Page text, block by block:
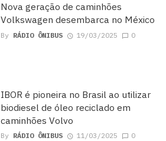
Nova geração de caminhões
Volkswagen desembarca no México
By RÁDIO ÔNIBUS 19/03/2025 0
IBOR é pioneira no Brasil ao utilizar
biodiesel de óleo reciclado em
caminhões Volvo
By RÁDIO ÔNIBUS 11/03/2025 0